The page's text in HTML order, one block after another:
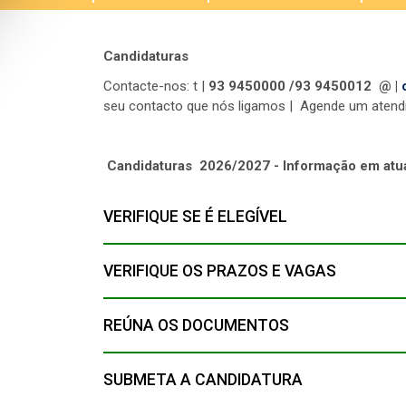
Candidaturas
Contacte-nos: t | 93 9450000 /93 9450012 @ |
seu contacto que nós ligamos | Agende um
Candidaturas 2026/2027 - Informação em
VERIFIQUE SE É ELEGÍVEL
VERIFIQUE OS PRAZOS E VAGAS
REÚNA OS DOCUMENTOS
SUBMETA A CANDIDATURA